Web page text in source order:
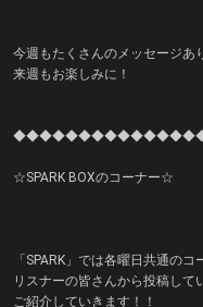
今週もたくさんのメッセージあ
来週もお楽しみに！
☆SPARK BOXのコーナー☆
「SPARK」では各曜日共通の
リスナーの皆さんから投稿して
ご紹介していきます！！